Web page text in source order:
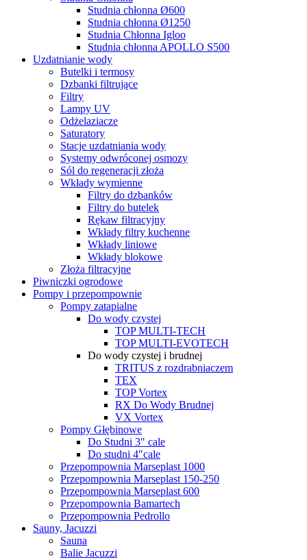
Studnia chłonna Ø600
Studnia chłonna Ø1250
Studnia Chłonna Igloo
Studnia chłonna APOLLO S500
Uzdatnianie wody
Butelki i termosy
Dzbanki filtrujące
Filtry
Lampy UV
Odżelaziacze
Saturatory
Stacje uzdatniania wody
Systemy odwróconej osmozy
Sól do regeneracji złoża
Wkłady wymienne
Filtry do dzbanków
Filtry do butelek
Rękaw filtracyjny
Wkłady filtry kuchenne
Wkłady liniowe
Wkłady blokowe
Złoża filtracyjne
Piwniczki ogrodowe
Pompy i przepompownie
Pompy zatapialne
Do wody czystej
TOP MULTI-TECH
TOP MULTI-EVOTECH
Do wody czystej i brudnej
TRITUS z rozdrabniaczem
TEX
TOP Vortex
RX Do Wody Brudnej
VX Vortex
Pompy Głębinowe
Do Studni 3″ cale
Do studni 4″cale
Przepompownia Marseplast 1000
Przepompownia Marseplast 150-250
Przepompownia Marseplast 600
Przepompownia Bamartech
Przepompownia Pedrollo
Sauny, Jacuzzi
Sauna
Balie Jacuzzi